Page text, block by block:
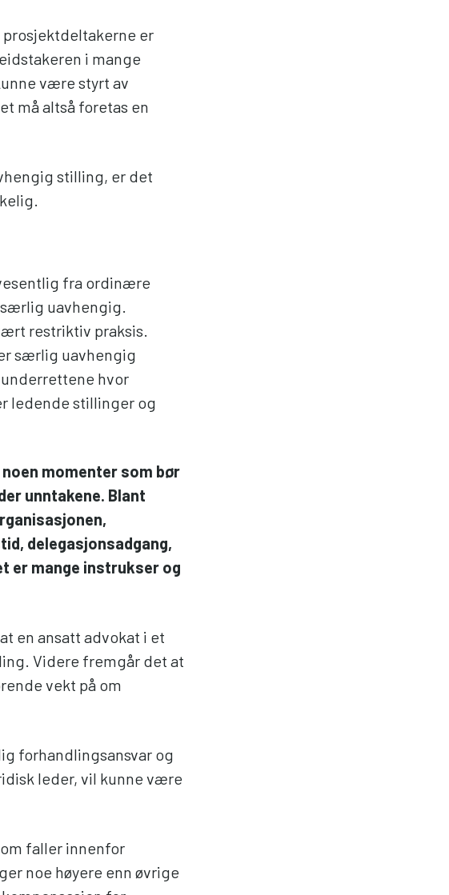
prosjektdeltakerne er
i mange
være styrt av
må altså foretas en
stilling, er det
fra ordinære
uavhengig.
restriktiv praksis.
særlig uavhengig
hvor
ledende stillinger og
momenter som bør
unntakene. Blant
delegasjonsadgang,
er mange instrukser og
en ansatt advokat i et
Videre fremgår det at
vekt på om
forhandlingsansvar og
leder, vil kunne være
faller innenfor
noe høyere enn øvrige